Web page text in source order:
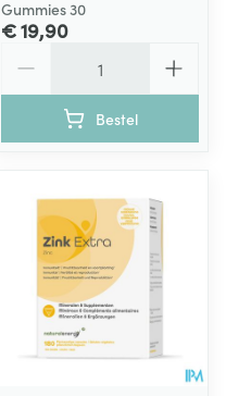
Gummies 30
€ 19,90
Bestel